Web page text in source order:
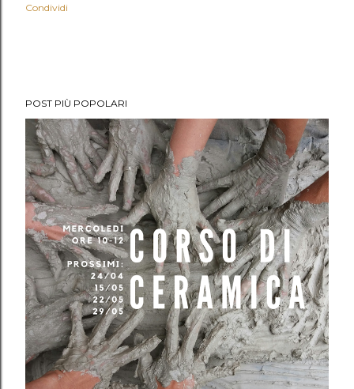
Condividi
POST PIÙ POPOLARI